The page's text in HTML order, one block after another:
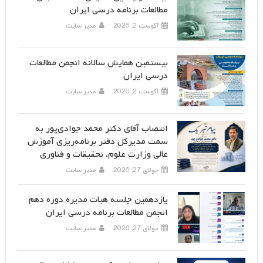
مطالعات برنامه درسی ایران
آگوست 2, 2026 مدیر سایت
بیستمین همایش سالانه انجمن مطالعات
درسی ایران
آگوست 2, 2026 مدیر سایت
انتصاب آقای دکتر محمد جوادی‌پور به
سمت مدیرکل دفتر برنامه‌ریزی آموزش
عالی وزارت علوم، تحقیقات و فناوری
جولای 27, 2026 مدیر سایت
یازدهمین جلسه هیات مدیره دوره دهم
انجمن مطالعات برنامه درسی ایران
جولای 27, 2026 مدیر سایت